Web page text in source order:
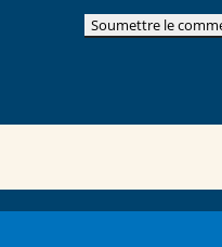
Soumettre le